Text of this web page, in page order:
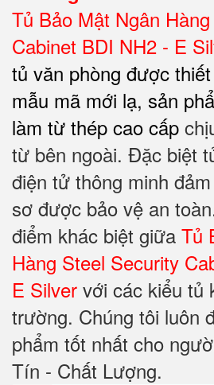
Tủ Bảo Mật Ngân
Cabinet BDI NH2 - E
tủ văn phòng được
mẫu mã mới lạ, sản
làm từ thép cao cấp
từ bên ngoài. Đặc biệt
điện tử thông minh
sơ được bảo vệ an
điểm khác biệt giữa Tủ
Hàng Steel Security
E Silver với các kiểu tủ
trường. Chúng tôi luôn
phẩm tốt nhất cho
Tín - Chất Lượng.